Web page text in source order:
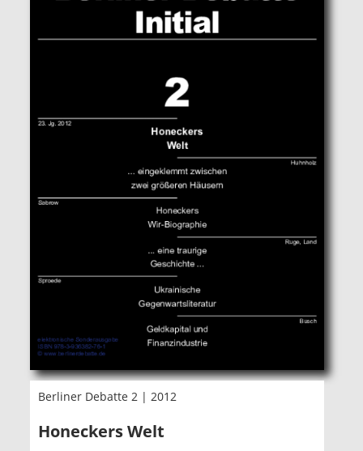
Berliner Debatte 2 | 2012
Honeckers Welt